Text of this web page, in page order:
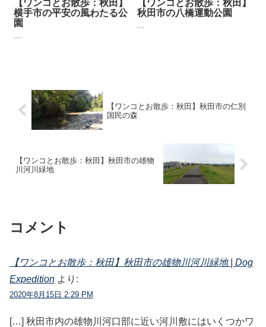
【ワンコとお散歩：秋田】
横手市の平安の風わたる公
園
【ワンコとお散歩：秋田】
秋田市の八橋運動公園
【ワンコとお散歩：秋田】秋田市の仁別
国民の森
【ワンコとお散歩：秋田】秋田市の雄物
川河川緑地
コメント
【ワンコとお散歩：秋田】秋田市の雄物川河川緑地 | Dog
Expedition より:
2020年8月15日 2:29 PM
[…] 秋田市内の雄物川河口部に近い河川敷にはいくつかワ